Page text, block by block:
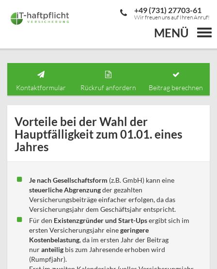
MENÜ
+49 (731) 27703-61
Wir freuen uns auf Ihren Anruf!
Kontaktformular Rückruf anfordern Beitrag berechnen
Vorteile bei der Wahl der
Hauptfälligkeit zum 01.01. eines
Jahres
Je nach Gesellschaftsform (z.B. GmbH) kann eine
steuerliche Abgrenzungder gezahlten
Versicherungsbeiträge einfacher erfolgen, da das
Versicherungsjahr dem Geschäftsjahr entspricht.
Für den Existenzgründer und Start-Upsergibt sich im
ersten Versicherungsjahr einegeringere
Kostenbelastung, da im ersten Jahr der Beitrag
nuranteilig bis zum Jahresende erhoben wird
(Rumpfjahr).